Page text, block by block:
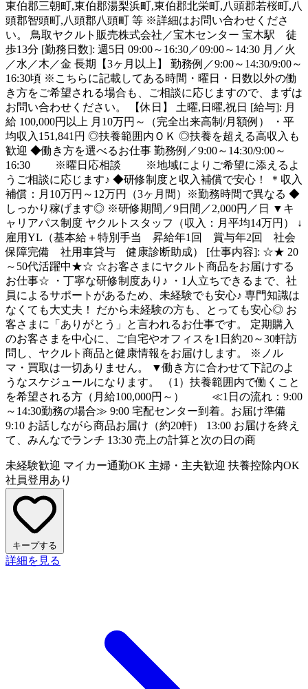
東伯郡三朝町,東伯郡湯梨浜町,東伯郡北栄町,八頭郡若桜町,八
頭郡智頭町,八頭郡八頭町 等 ※詳細はお問い合わせくださ
い。 鳥取ヤクルト販売株式会社／宝木センター 宝木駅 徒
歩13分 [勤務日数]: 週5日 09:00～16:30／09:00～14:30 月／火
／水／木／金 長期【3ヶ月以上】 勤務例／9:00～14:30/9:00～
16:30頃 ※こちらに記載してある時間・曜日・日数以外の働
き方をご希望される場合も、ご相談に応じますので、まずは
お問い合わせください。 【休日】 土曜,日曜,祝日 [給与]: 月
給 100,000円以上 月10万円～（完全出来高制/月額例） ・平
均収入151,841円 ◎扶養範囲内ＯＫ ◎扶養を超える高収入も
歓迎 ◆働き方を選べるお仕事 勤務例／9:00～14:30/9:00～
16:30 ※曜日応相談 ※地域によりご希望に添えるよ
うご相談に応じます♪ ◆研修制度と収入補償で安心！ ＊収入
補償：月10万円～12万円（3ヶ月間）※勤務時間で異なる ◆
しっかり稼げます◎ ※研修期間／9日間／2,000円／日 ▼キ
ャリアパス制度 ヤクルトスタッフ（収入：月平均14万円） ↓
雇用YL（基本給＋特別手当 昇給年1回 賞与年2回 社会
保障完備 社用車貸与 健康診断助成） [仕事内容]: ☆★ 20
～50代活躍中★☆ ☆お客さまにヤクルト商品をお届けする
お仕事☆ ・丁寧な研修制度あり♪ ・1人立ちできるまで、社
員によるサポートがあるため、未経験でも安心♪ 専門知識は
なくても大丈夫！ だから未経験の方も、とっても安心◎ お
客さまに「ありがとう」と言われるお仕事です。 定期購入
のお客さまを中心に、ご自宅やオフィスを1日約20～30軒訪
問し、ヤクルト商品と健康情報をお届けします。 ※ノル
マ・買取は一切ありません。 ▼働き方に合わせて下記のよ
うなスケジュールになります。 （1）扶養範囲内で働くこと
を希望される方（月給100,000円～） ≪1日の流れ：9:00
～14:30勤務の場合≫ 9:00 宅配センター到着。お届け準備
9:10 お話しながら商品お届け（約20軒） 13:00 お届けを終え
て、みんなでランチ 13:30 売上の計算と次の日の商
未経験歓迎 マイカー通勤OK 主婦・主夫歓迎 扶養控除内OK
社員登用あり
キープする
詳細を見る